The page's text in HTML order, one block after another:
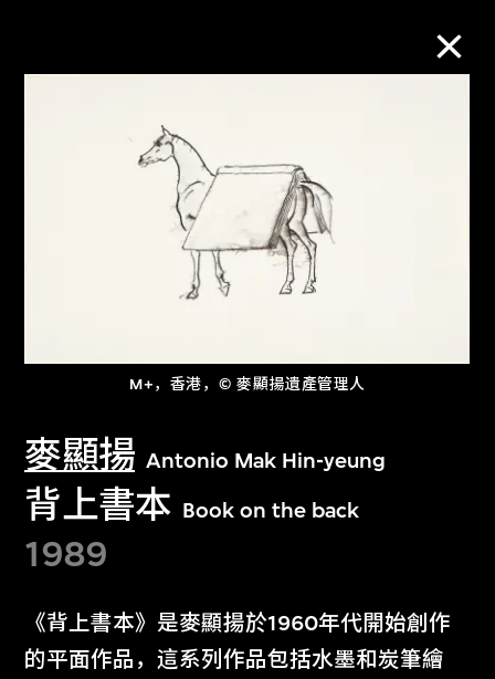
M+，香港，© 麥顯揚遺產管理人
麥顯揚 Antonio Mak Hin-yeung
背上書本 Book on the back
1989
《背上書本》是麥顯揚於1960年代開始創作
的平面作品，這系列作品包括水墨和炭筆繪
M+藏品
进一步筛选
文化藏品。